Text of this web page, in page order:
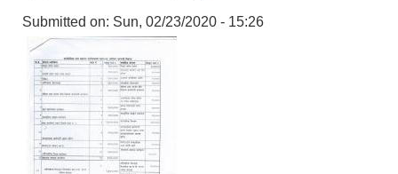
Submitted on: Sun, 02/23/2020 - 15:26